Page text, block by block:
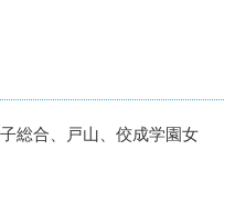
総合、戸山、佼成学園女